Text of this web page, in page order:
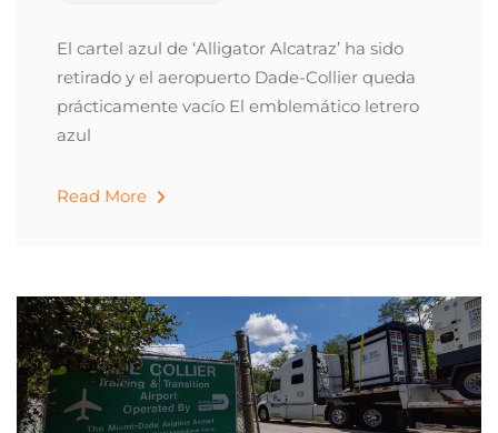
El cartel azul de ‘Alligator Alcatraz’ ha sido
retirado y el aeropuerto Dade-Collier queda
prácticamente vacío El emblemático letrero
azul
Read More